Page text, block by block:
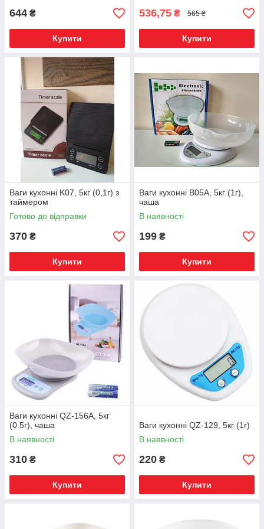
644 ₴
Купити
536,75 ₴ 565 ₴
Купити
Ваги кухонні K07, 5кг (0,1г) з
таймером
Готово до відправки
370 ₴
Купити
Ваги кухонні B05A, 5кг (1г),
чаша
В наявності
199 ₴
Купити
Ваги кухонні QZ-156A, 5кг
(0.5г), чаша
В наявності
310 ₴
Купити
Ваги кухонні QZ-129, 5кг (1г)
В наявності
220 ₴
Купити